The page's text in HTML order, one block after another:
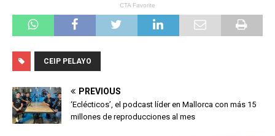
CEIP PELAYO
PREVIOUS
‘Eclécticos’, el podcast líder en Mallorca con más 15
millones de reproducciones al mes